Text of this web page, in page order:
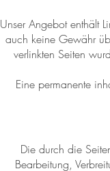
Unser Angebot enthält
auch keine Gewähr
verlinkten Seiten
Eine permanente
Die durch die
Bearbeitung,